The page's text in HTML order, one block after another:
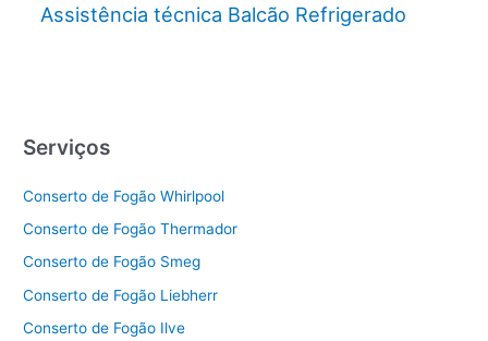
Assistência técnica Balcão Refrigerado
Serviços
Conserto de Fogão Whirlpool
Conserto de Fogão Thermador
Conserto de Fogão Smeg
Conserto de Fogão Liebherr
Conserto de Fogão Ilve